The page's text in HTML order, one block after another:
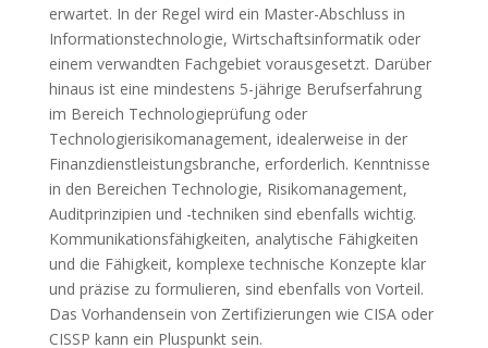
erwartet. In der Regel wird ein Master-Abschluss in
Informationstechnologie, Wirtschaftsinformatik oder
einem verwandten Fachgebiet vorausgesetzt. Darüber
hinaus ist eine mindestens 5-jährige Berufserfahrung
im Bereich Technologieprüfung oder
Technologierisikomanagement, idealerweise in der
Finanzdienstleistungsbranche, erforderlich. Kenntnisse
in den Bereichen Technologie, Risikomanagement,
Auditprinzipien und -techniken sind ebenfalls wichtig.
Kommunikationsfähigkeiten, analytische Fähigkeiten
und die Fähigkeit, komplexe technische Konzepte klar
und präzise zu formulieren, sind ebenfalls von Vorteil.
Das Vorhandensein von Zertifizierungen wie CISA oder
CISSP kann ein Pluspunkt sein.